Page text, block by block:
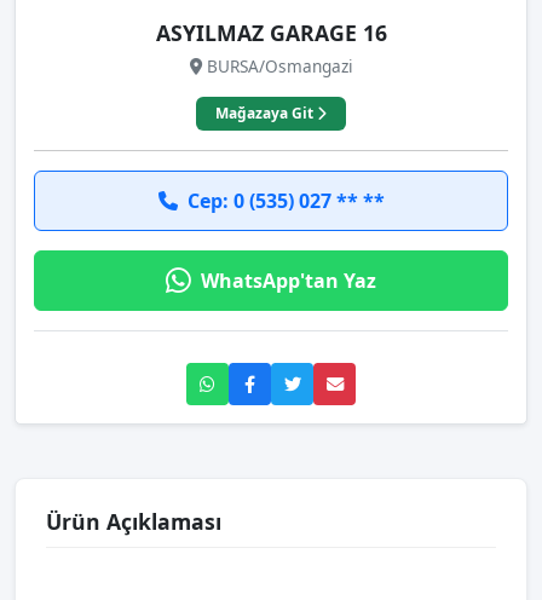
ASYILMAZ GARAGE 16
BURSA/Osmangazi
Mağazaya Git
Cep: 0 (535) 027 ** **
WhatsApp'tan Yaz
Ürün Açıklaması